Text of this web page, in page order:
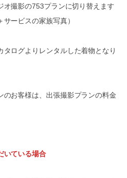
撮影の753プランに切り替えます
サービスの家族写真）
ログよりレンタルした着物となり
お客様は、出張撮影プランの料金
いている場合